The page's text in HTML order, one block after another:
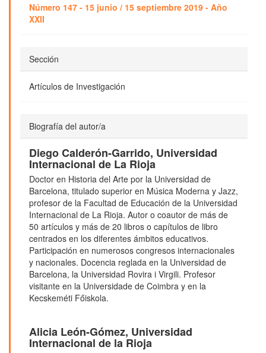
Número 147 - 15 junio / 15 septiembre 2019 - Año
XXII
Sección
Artículos de Investigación
Biografía del autor/a
Diego Calderón-Garrido, Universidad
Internacional de La Rioja
Doctor en Historia del Arte por la Universidad de
Barcelona, titulado superior en Música Moderna y Jazz,
profesor de la Facultad de Educación de la Universidad
Internacional de La Rioja. Autor o coautor de más de
50 artículos y más de 20 libros o capítulos de libro
centrados en los diferentes ámbitos educativos.
Participación en numerosos congresos internacionales
y nacionales. Docencia reglada en la Universidad de
Barcelona, la Universidad Rovira i Virgili. Profesor
visitante en la Universidade de Coimbra y en la
Kecskeméti Főiskola.
Alicia León-Gómez, Universidad
Internacional de la Rioja